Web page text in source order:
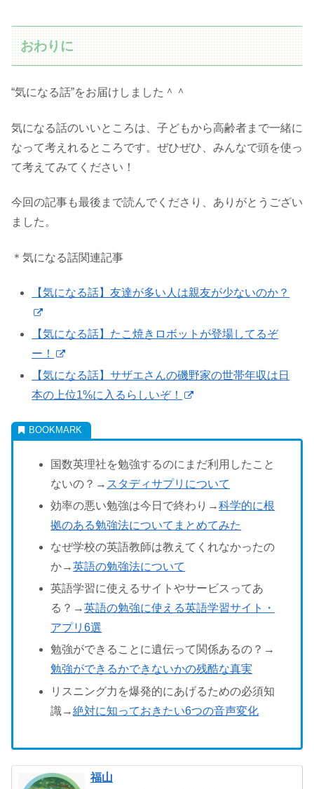
おわりに
“気になる話”をお届けしました＾＾
気になる話のいいところは、子どもから高齢者まで一緒に
なって考えれるところです。ぜひぜひ、みんなで頭を使っ
て考えてみてください！
今回の記事も最後まで読んでくださり、ありがとうござい
ました。
＊気になる話関連記事
【気になる話】友達が多い人は親友が少ないのか？
【気になる話】たこ焼きロボットが登場してるぞ
ー！
【気になる話】サザエさんの磯野家の世帯年収は日
本の上位1%に入るらしいぞ！
国数英理社を勉強するのにまだ利用したこと
ないの？→ スタディサプリについて
効率の悪い勉強は今日で終わり→科学的に根
拠のある勉強法についてまとめてみた
なぜ学校の英語教師は教えてくれなかったの
か→英語の勉強法について
英語学習に使えるサイトやサービスってあ
る？→英語の勉強に使える英語学習サイト・
アプリ6選
勉強ができることに遺伝って関係あるの？→
勉強ができるかできないかの残酷な真実
リスニング力を爆発的にあげるための必須知
識→絶対に知っておきたい6つの音声変化
福山